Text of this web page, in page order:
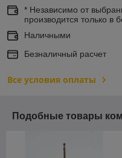
* Независимо от
производится только в
Наличными
Безналичный расчет
Все условия оплаты
Подобные товары